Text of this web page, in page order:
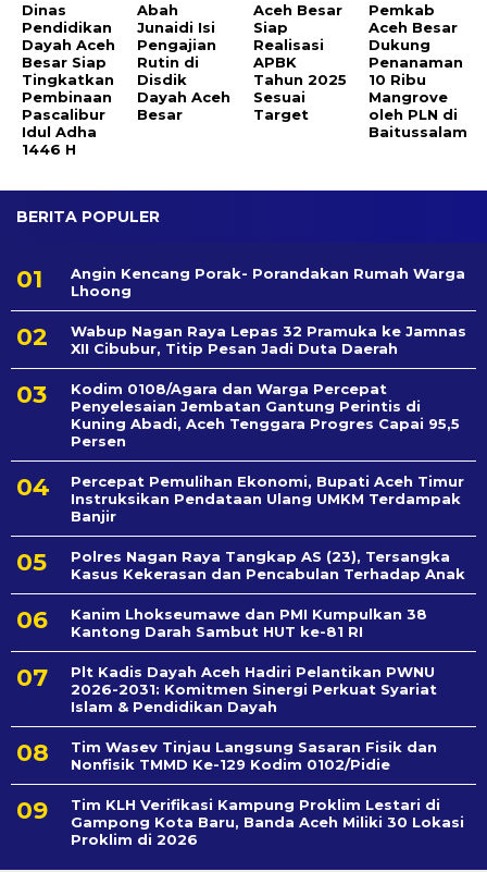
Dinas
Pendidikan
Dayah Aceh
Besar Siap
Tingkatkan
Pembinaan
Pascalibur
Idul Adha
1446 H
Abah
Junaidi Isi
Pengajian
Rutin di
Disdik
Dayah Aceh
Besar
Aceh Besar
Siap
Realisasi
APBK
Tahun 2025
Sesuai
Target
Pemkab
Aceh Besar
Dukung
Penanaman
10 Ribu
Mangrove
oleh PLN di
Baitussalam
BERITA POPULER
Angin Kencang Porak- Porandakan Rumah Warga
Lhoong
Wabup Nagan Raya Lepas 32 Pramuka ke Jamnas
XII Cibubur, Titip Pesan Jadi Duta Daerah
Kodim 0108/Agara dan Warga Percepat
Penyelesaian Jembatan Gantung Perintis di
Kuning Abadi, Aceh Tenggara Progres Capai 95,5
Persen
Percepat Pemulihan Ekonomi, Bupati Aceh Timur
Instruksikan Pendataan Ulang UMKM Terdampak
Banjir
Polres Nagan Raya Tangkap AS (23), Tersangka
Kasus Kekerasan dan Pencabulan Terhadap Anak
Kanim Lhokseumawe dan PMI Kumpulkan 38
Kantong Darah Sambut HUT ke-81 RI
Plt Kadis Dayah Aceh Hadiri Pelantikan PWNU
2026-2031: Komitmen Sinergi Perkuat Syariat
Islam & Pendidikan Dayah
Tim Wasev Tinjau Langsung Sasaran Fisik dan
Nonfisik TMMD Ke-129 Kodim 0102/Pidie
Tim KLH Verifikasi Kampung Proklim Lestari di
Gampong Kota Baru, Banda Aceh Miliki 30 Lokasi
Proklim di 2026